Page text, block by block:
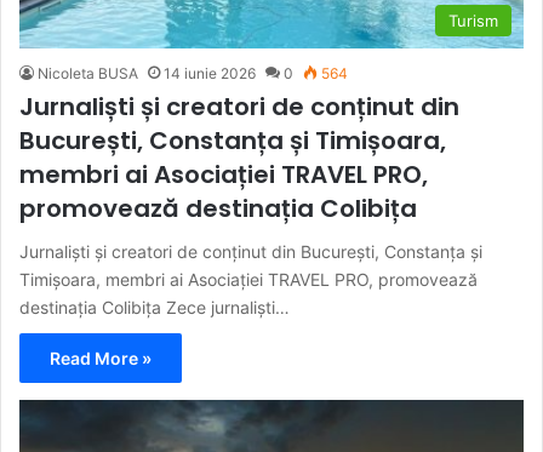
Turism
Nicoleta BUSA 14 iunie 2026 0 564
Jurnaliști și creatori de conținut din
București, Constanța și Timișoara,
membri ai Asociației TRAVEL PRO,
promovează destinația Colibița
Jurnaliști și creatori de conținut din București, Constanța și
Timișoara, membri ai Asociației TRAVEL PRO, promovează
destinația Colibița Zece jurnaliști…
Read More »